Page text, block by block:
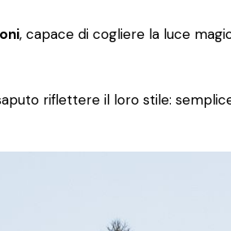
, capace di cogliere la luce
riflettere il loro stile: